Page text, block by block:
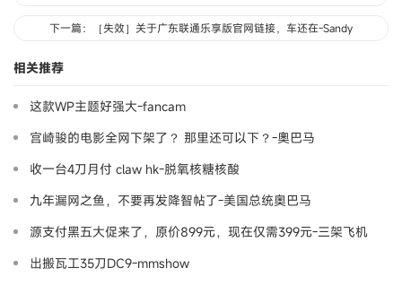
下一篇：［失效］关于广东联通乐享版官网链接，车还在-Sandy
相关推荐
这款WP主题好强大-fancam
宫崎骏的电影全网下架了？ 那里还可以下？-奧巴马
收一台4刀月付 claw hk-脱氧核糖核酸
九年漏网之鱼，不要再发降智帖了-美国总统奥巴马
源支付黑五大促来了，原价899元，现在仅需399元-三架飞机
出搬瓦工35刀DC9-mmshow